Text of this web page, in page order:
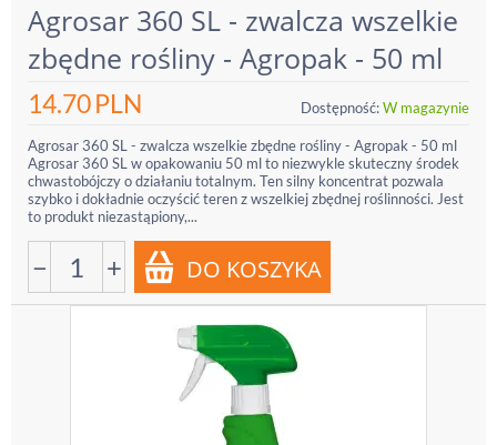
Agrosar 360 SL - zwalcza wszelkie
zbędne rośliny - Agropak - 50 ml
14.70PLN Dostępność:W magazynie
Agrosar 360 SL - zwalcza wszelkie zbędne rośliny - Agropak - 50 ml
Agrosar 360 SL w opakowaniu 50 ml to niezwykle skuteczny środek
chwastobójczy o działaniu totalnym. Ten silny koncentrat pozwala
szybko i dokładnie oczyścić teren z wszelkiej zbędnej roślinności. Jest
to produkt niezastąpiony,...
− +